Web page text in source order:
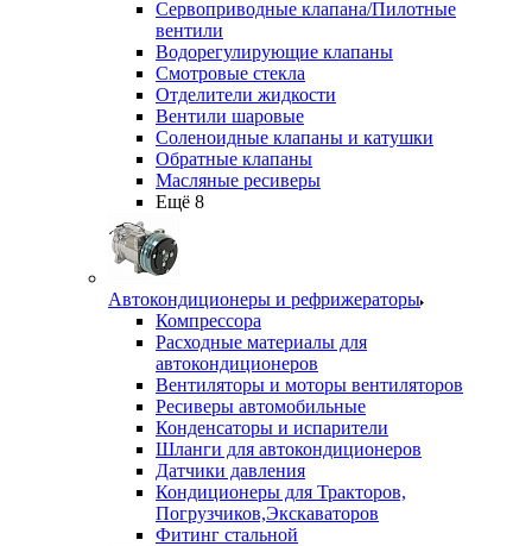
Сервоприводные клапана/Пилотные
вентили
Водорегулирующие клапаны
Смотровые стекла
Отделители жидкости
Вентили шаровые
Соленоидные клапаны и катушки
Обратные клапаны
Масляные ресиверы
Ещё 8
Автокондиционеры и рефрижераторы
Компрессора
Расходные материалы для
автокондиционеров
Вентиляторы и моторы вентиляторов
Ресиверы автомобильные
Конденсаторы и испарители
Шланги для автокондиционеров
Датчики давления
Кондиционеры для Тракторов,
Погрузчиков,Экскаваторов
Фитинг стальной